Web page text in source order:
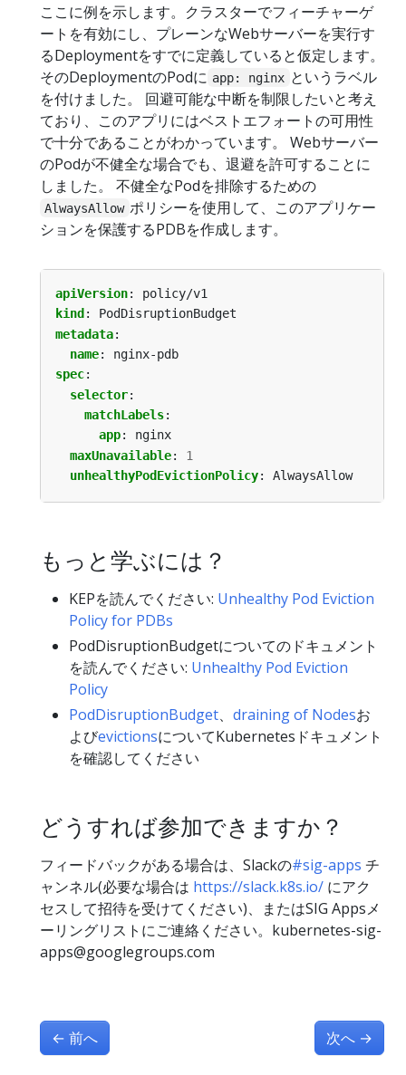
ここに例を示します。クラスターでフィーチャーゲ
ートを有効にし、プレーンなWebサーバーを実行す
るDeploymentをすでに定義していると仮定します。
そのDeploymentのPodに app: nginx というラベル
を付けました。 回避可能な中断を制限したいと考え
ており、このアプリにはベストエフォートの可用性
で十分であることがわかっています。 Webサーバー
のPodが不健全な場合でも、退避を許可することに
しました。 不健全なPodを排除するための
AlwaysAllow ポリシーを使用して、このアプリケー
ションを保護するPDBを作成します。
apiVersion:
policy/v1
kind :
PodDisruptionBudget
metadata:
name:
nginx-pdb
spec:
selector:
matchLabels:
app:
nginx
maxUnavailable:
1
unhealthyPodEvictionPolicy: AlwaysAllow
もっと学ぶには？
KEPを読んでください: Unhealthy Pod Eviction
Policy for PDBs
PodDisruptionBudgetについてのドキュメント
を読んでください: Unhealthy Pod Eviction
Policy
PodDisruptionBudget、 draining of Nodesお
よびevictionsについてKubernetesドキュメント
を確認してください
どうすれば参加できますか？
フィードバックがある場合は、Slackの#sig-apps チ
ャンネル(必要な場合は https://slack.k8s.io/ にアク
セスして招待を受けてください)、またはSIG Appsメ
ーリングリストにご連絡ください。kubernetes-sig-
apps@googlegroups.com
← 前へ 次へ →